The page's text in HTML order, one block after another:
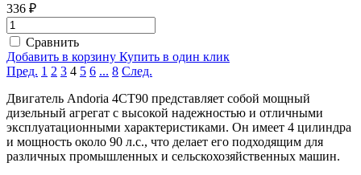
336 ₽
Сравнить
Добавить в корзину Купить в один клик
Пред. 1 2 3 4 5 6 ... 8 След.
Двигатель Andoria 4CT90 представляет собой мощный
дизельный агрегат с высокой надежностью и отличными
эксплуатационными характеристиками. Он имеет 4 цилиндра
и мощность около 90 л.с., что делает его подходящим для
различных промышленных и сельскохозяйственных машин.